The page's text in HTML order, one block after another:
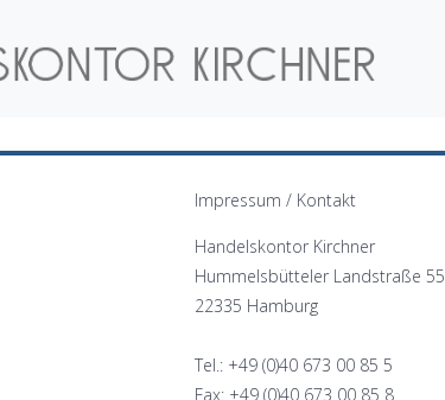
Impressum / Kontakt
Handelskontor Kirchner
Hummelsbütteler Landstraße 55
22335 Hamburg
Tel.: +49 (0)40 673 00 85 5
Fax: +49 (0)40 673 00 85 8